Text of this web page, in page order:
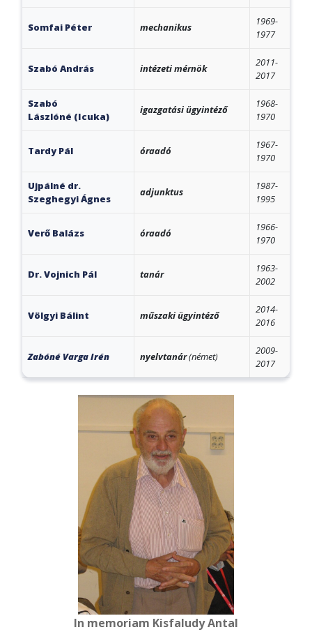
Somfai Péter mechanikus
1969-
1977
Szabó András intézeti mérnök
2011-
2017
Szabó
Lászlóné (Icuka)
igazgatási ügyintéző
1968-
1970
Tardy Pál óraadó
1967-
1970
Ujpálné dr.
Szeghegyi Ágnes
adjunktus
1987-
1995
Verő Balázs óraadó
1966-
1970
Dr. Vojnich Pál tanár
1963-
2002
Völgyi Bálint műszaki ügyintéző
2014-
2016
Zabóné Varga Irén nyelvtanár(német)
2009-
2017
In memoriam Kisfaludy Antal